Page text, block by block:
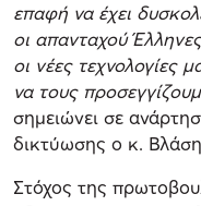
επαφή να έχει
οι απανταχού
οι νέες τεχνολογίες
να τους
σημειώνει σε
δικτύωσης ο κ.
Στόχος της